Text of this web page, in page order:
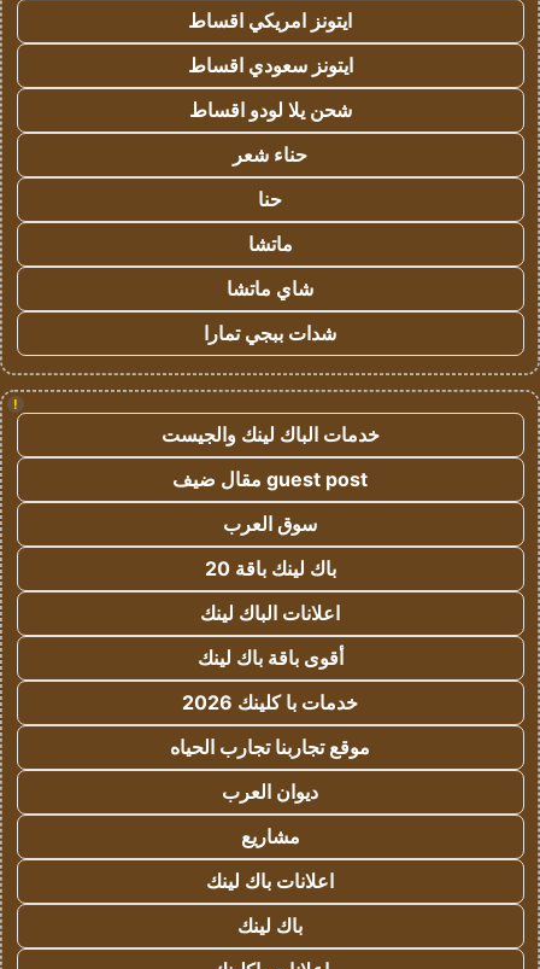
ايتونز امريكي اقساط
ايتونز سعودي اقساط
شحن يلا لودو اقساط
حناء شعر
حنا
ماتشا
شاي ماتشا
شدات ببجي تمارا
!
خدمات الباك لينك والجيست
guest post مقال ضيف
سوق العرب
باك لينك باقة 20
اعلانات الباك لينك
أقوى باقة باك لينك
خدمات با كلينك 2026
موقع تجاربنا تجارب الحياه
ديوان العرب
مشاريع
اعلانات باك لينك
باك لينك